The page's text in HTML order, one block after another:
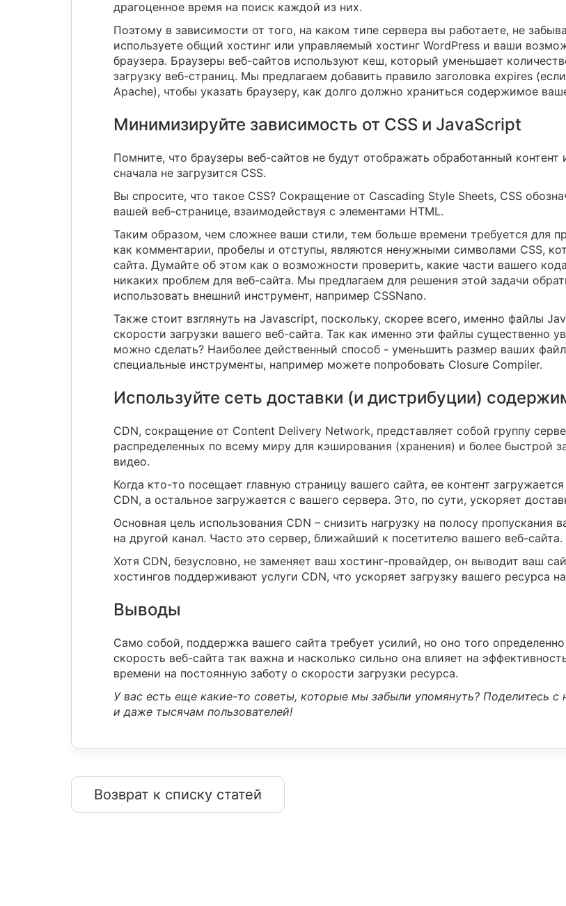
драгоценное время на поиск каждой из них.
Поэтому в зависимости от того, на каком типе сервера вы работаете, не
используете общий хостинг или управляемый хостинг WordPress и ваши
браузера. Браузеры веб-сайтов используют кеш, который уменьшает
загрузку веб-страниц. Мы предлагаем добавить правило заголовка expires
Apache), чтобы указать браузеру, как долго должно храниться содержимое
Минимизируйте зависимость от CSS и JavaScript
Помните, что браузеры веб-сайтов не будут отображать обработанный
сначала не загрузится CSS.
Вы спросите, что такое CSS? Сокращение от Cascading Style Sheets, CSS
вашей веб-странице, взаимодействуя с элементами HTML.
Таким образом, чем сложнее ваши стили, тем больше времени требуется для
как комментарии, пробелы и отступы, являются ненужными символами CSS,
сайта. Думайте об этом как о возможности проверить, какие части вашего
никаких проблем для веб-сайта. Мы предлагаем для решения этой задачи
использовать внешний инструмент, например CSSNano.
Также стоит взглянуть на Javascript, поскольку, скорее всего, именно файлы
скорости загрузки вашего веб-сайта. Так как именно эти файлы существенно
можно сделать? Наиболее действенный способ - уменьшить размер ваших
специальные инструменты, например можете попробовать Closure Compiler.
Используйте сеть доставки (и дистрибуции)
CDN, сокращение от Content Delivery Network, представляет собой группу
распределенных по всему миру для кэширования (хранения) и более быстрой
видео.
Когда кто-то посещает главную страницу вашего сайта, ее контент
CDN, а остальное загружается с вашего сервера. Это, по сути, ускоряет
Основная цель использования CDN – снизить нагрузку на полосу пропускания
на другой канал. Часто это сервер, ближайший к посетителю вашего веб-сайта.
Хотя CDN, безусловно, не заменяет ваш хостинг-провайдер, он выводит ваш
хостингов поддерживают услуги CDN, что ускоряет загрузку вашего ресурса
Выводы
Само собой, поддержка вашего сайта требует усилий, но оно того
скорость веб-сайта так важна и насколько сильно она влияет на
времени на постоянную заботу о скорости загрузки ресурса.
У вас есть еще какие-то советы, которые мы забыли упомянуть? Поделитесь с
и даже тысячам пользователей!
Возврат к списку статей